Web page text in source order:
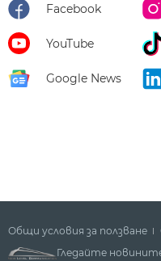
Facebook
YouTube
Google News
Общи условия за ползване
Гледайте